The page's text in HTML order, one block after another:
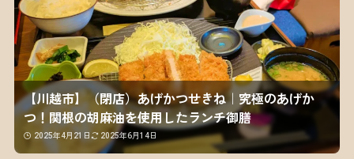
【川越市】（閉店）あげかつせきね｜究極のあげか
つ！関根の胡麻油を使用したランチ御膳
2025年4月21日 2025年6月14日